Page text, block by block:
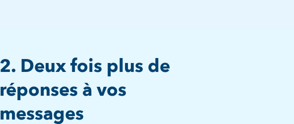
2. Deux fois plus de
réponses à vos
messages